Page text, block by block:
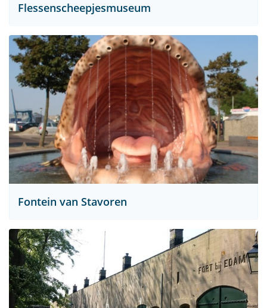
Flessenscheepjesmuseum
Fontein van Stavoren